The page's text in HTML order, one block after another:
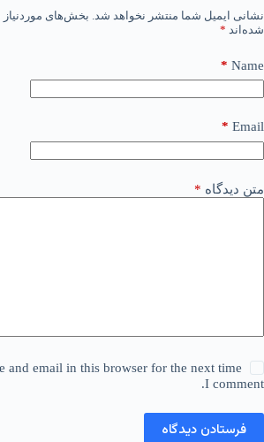
نشانی ایمیل شما منتشر نخواهد شد. بخش‌های
شده‌اند *
Name
*
Email
*
متن دیدگاه *
and email in this browser for the next time
I comment.
فرستادن دیدگاه